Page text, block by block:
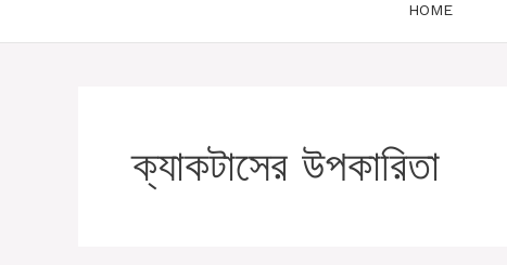
HOME
ক্যাকটাসের উপকারিতা